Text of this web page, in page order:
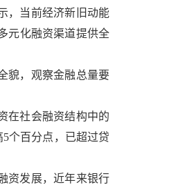
，当前经济新旧动能
元化融资渠道提供全
貌，观察金融总量要
在社会融资结构中的
个百分点，已超过贷
资发展，近年来银行